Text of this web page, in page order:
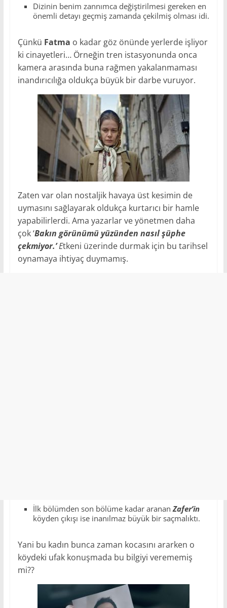
Dizinin benim zannımca değiştirilmesi gereken en
önemli detayı geçmiş zamanda çekilmiş olması idi.
Çünkü Fatma o kadar göz önünde yerlerde işliyor
ki cinayetleri… Örneğin tren istasyonunda onca
kamera arasında buna rağmen yakalanmaması
inandırıcılığa oldukça büyük bir darbe vuruyor.
Zaten var olan nostaljik havaya üst kesimin de
uymasını sağlayarak oldukça kurtarıcı bir hamle
yapabilirlerdi. Ama yazarlar ve yönetmen daha
çok ‘Bakın görünümü yüzünden nasıl şüphe
çekmiyor.’Etkeni üzerinde durmak için bu tarihsel
oynamaya ihtiyaç duymamış.
İlk bölümden son bölüme kadar aranan Zafer’in
köyden çıkışı ise inanılmaz büyük bir saçmalıktı.
Yani bu kadın bunca zaman kocasını ararken o
köydeki ufak konuşmada bu bilgiyi verememiş
mi??